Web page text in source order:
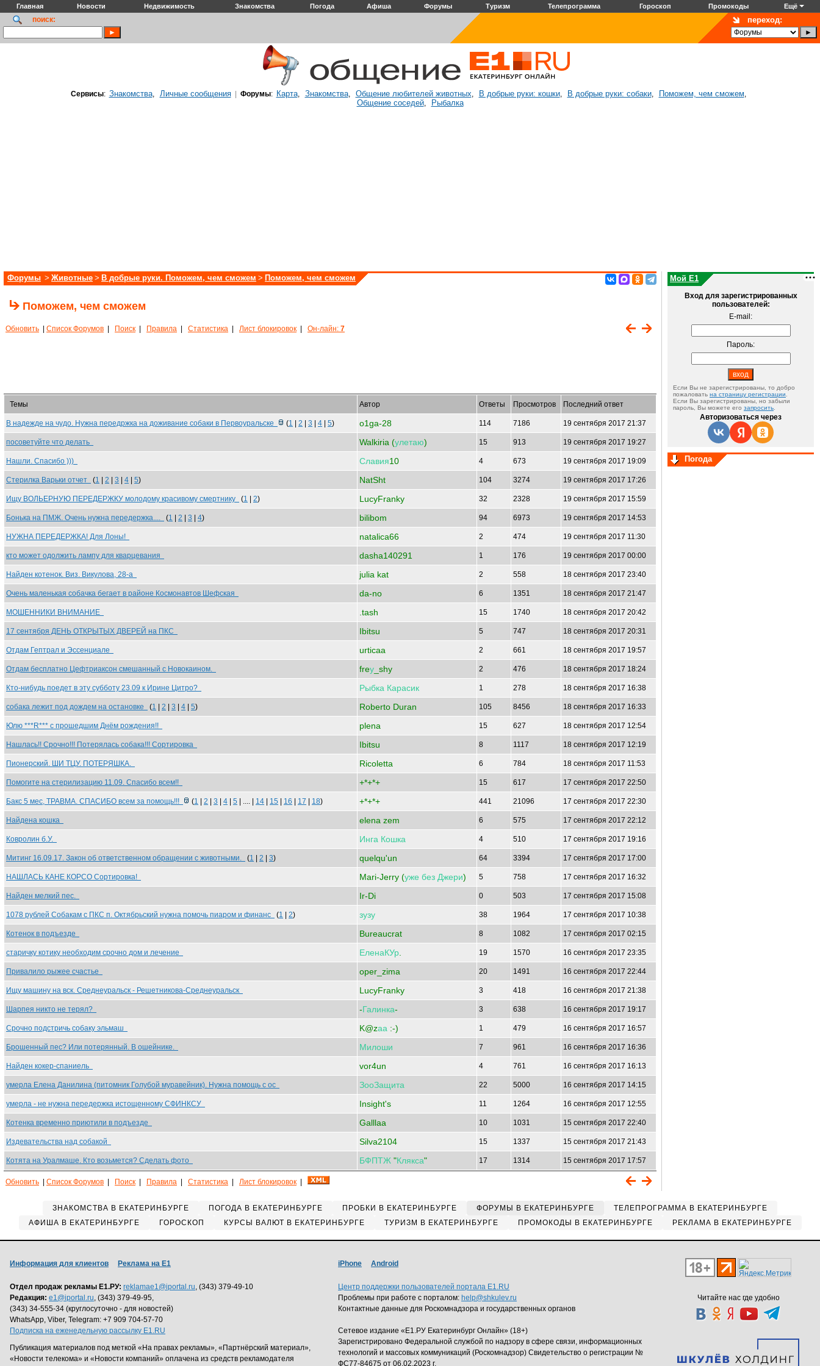
Главная Новости Недвижимость Знакомства Погода Афиша Форумы Туризм Телепрограмма Гороскоп Промокоды Ещё
поиск: переход:
Сервисы: Знакомства, Личные сообщения| Форумы: Карта, Знакомства, Общение любителей животных, В добрые руки: кошки, В добрые руки: собаки, Поможем, чем сможем,
Общение соседей, Рыбалка
Форумы > Животные > В добрые руки. Поможем, чем сможем > Поможем, чем сможем
Поможем, чем сможем
Обновить Список Форумов Поиск Правила Статистика Лист блокировок Он-лайн: 7
Темы Автор Ответы Просмотров Последний ответ
В надежде на чудо. Нужна передржка на доживание собаки в Первоуральске (1 2 3 4 5) o1ga-28 114 7186 19 сентября 2017 21:37
посоветуйте что делать Walkiria (улетаю) 15 913 19 сентября 2017 19:27
Нашли. Спасибо ))) Славия10 4 673 19 сентября 2017 19:09
Стерилка Варьки отчет (1 2 3 4 5) NatSht 104 3274 19 сентября 2017 17:26
Ищу ВОЛЬЕРНУЮ ПЕРЕДЕРЖКУ молодому красивому смертнику (1 2) LucyFranky 32 2328 19 сентября 2017 15:59
Бонька на ПМЖ. Очень нужна передержка.... (1 2 3 4) bilibom 94 6973 19 сентября 2017 14:53
НУЖНА ПЕРЕДЕРЖКА! Для Лоны! natalica66 2 474 19 сентября 2017 11:30
кто может одолжить лампу для кварцевания dasha140291 1 176 19 сентября 2017 00:00
Найден котенок. Виз. Викулова, 28-а julia kat 2 558 18 сентября 2017 23:40
Очень маленькая собачка бегает в районе Космонавтов Шефская da-no 6 1351 18 сентября 2017 21:47
МОШЕННИКИ ВНИМАНИЕ .tash 15 1740 18 сентября 2017 20:42
17 сентября ДЕНЬ ОТКРЫТЫХ ДВЕРЕЙ на ПКС Ibitsu 5 747 18 сентября 2017 20:31
Отдам Гептрал и Эссенциале urticaa 2 661 18 сентября 2017 19:57
Отдам бесплатно Цефтриаксон смешанный с Новокаином. freу _shy 2 476 18 сентября 2017 18:24
Кто-нибудь поедет в эту субботу 23.09 к Ирине Цитро? Рыбка Карасик 1 278 18 сентября 2017 16:38
собака лежит под дождем на остановке (1 2 3 4 5) Roberto Duran 105 8456 18 сентября 2017 16:33
Юлю ***R*** с прошедшим Днём рождения!! plena 15 627 18 сентября 2017 12:54
Нашлась!! Срочно!!! Потерялась собака!!! Сортировка Ibitsu 8 1117 18 сентября 2017 12:19
Пионерский. ШИ ТЦУ. ПОТЕРЯШКА. Ricoletta 6 784 18 сентября 2017 11:53
Помогите на стерилизацию 11.09. Спасибо всем!! +*+*+ 15 617 17 сентября 2017 22:50
Бакс 5 мес, ТРАВМА. СПАСИБО всем за помощь!!! (1 2 3 4 5 | .... | 14 15 16 17 18) +*+*+ 441 21096 17 сентября 2017 22:30
Найдена кошка elena zem 6 575 17 сентября 2017 22:12
Ковролин б.У. Инга Кошка 4 510 17 сентября 2017 19:16
Митинг 16.09.17. Закон об ответственном обращении с животными. (1 2 3) quelqu'un 64 3394 17 сентября 2017 17:00
НАШЛАСЬ КАНЕ КОРСО Сортировка! Mari-Jerry (уже без Джери) 5 758 17 сентября 2017 16:32
Найден мелкий пес. Ir-Di 0 503 17 сентября 2017 15:08
1078 рублей Собакам с ПКС п. Октябрьский нужна помочь пиаром и финанс (1 2) зузу 38 1964 17 сентября 2017 10:38
Котенок в подъезде Bureaucrat 8 1082 17 сентября 2017 02:15
старичку котику необходим срочно дом и лечение ЕленаКУр 19 1570 16 сентября 2017 23:35
Привалило рыжее счастье oper_zima 20 1491 16 сентября 2017 22:44
Ищу машину на вск. Среднеуральск - Решетникова-Среднеуральск LucyFranky 3 418 16 сентября 2017 21:38
Шарпея никто не терял? -Галинка- 3 638 16 сентября 2017 19:17
Срочно подстричь собаку эльмаш K@zаа :-) 1 479 16 сентября 2017 16:57
Брошенный пес? Или потерянный. В ошейнике. Милоши 7 961 16 сентября 2017 16:36
Найден кокер-спаниель vor4un 4 761 16 сентября 2017 16:13
умерла Елена Данилина (питомник Голубой муравейник). Нужна помощь с ос ЗооЗащита 22 5000 16 сентября 2017 14:15
умерла - не нужна передержка истощенному СФИНКСУ Insight's 11 1264 16 сентября 2017 12:55
Котенка временно приютили в подъезде Galllaa 10 1031 15 сентября 2017 22:40
Издевательства над собакой Silva2104 15 1337 15 сентября 2017 21:43
Котята на Уралмаше. Кто возьмется? Сделать фото БФПТЖ "Клякса" 17 1314 15 сентября 2017 17:57
Обновить Список Форумов Поиск Правила Статистика Лист блокировок
Мой E1
Вход для зарегистрированных
пользователей:
E-mail:
Пароль:
Если Вы не зарегистрированы, то добро
пожаловать на страницу регистрации
Если Вы зарегистрированы, но забыли
пароль, Вы можете его запросить
Авторизоваться через
Погода
ЗНАКОМСТВА В ЕКАТЕРИНБУРГЕ ПОГОДА В ЕКАТЕРИНБУРГЕ ПРОБКИ В ЕКАТЕРИНБУРГЕ ФОРУМЫ В ЕКАТЕРИНБУРГЕ
ТЕЛЕПРОГРАММА В ЕКАТЕРИНБУРГЕ
АФИША В ЕКАТЕРИНБУРГЕ
ГОРОСКОП КУРСЫ ВАЛЮТ В ЕКАТЕРИНБУРГЕ ТУРИЗМ В ЕКАТЕРИНБУРГЕ ПРОМОКОДЫ В ЕКАТЕРИНБУРГЕ РЕКЛАМА В ЕКАТЕРИНБУРГЕ
Читайте нас где удобно
Информация для клиентов Реклама на Е1
Отдел продаж рекламы Е1.РУ: reklamae1@iportal.ru, (343) 379-49-10
Редакция: e1@iportal.ru, (343) 379-49-95,
(343) 34-555-34 (круглосуточно - для новостей)
WhatsApp, Viber, Telegram: +7 909 704-57-70
Подписка на еженедельную рассылку E1.RU
Публикация материалов под меткой «На правах рекламы», «Партнёрский материал»,
«Новости телекома» и «Новости компаний» оплачена из средств рекламодателя
iPhone Android
Центр поддержки пользователей портала E1.RU
Проблемы при работе с порталом: help@shkulev.ru
Контактные данные для Роскомнадзора и государственных органов
Сетевое издание «Е1.РУ Екатеринбург Онлайн» (18+)
Зарегистрировано Федеральной службой по надзору в сфере связи, информационных
технологий и массовых коммуникаций (Роскомнадзор) Свидетельство о регистрации №
ФС77-84675 от 06.02.2023 г.